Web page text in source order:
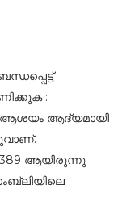
:
ആദ്യമായി
ആയിരുന്നു